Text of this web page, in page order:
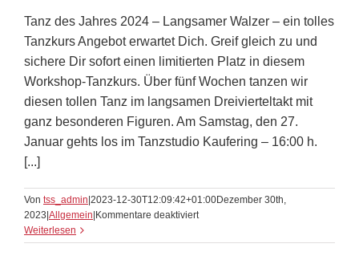
Tanz des Jahres 2024 – Langsamer Walzer – ein tolles
Tanzkurs Angebot erwartet Dich. Greif gleich zu und
sichere Dir sofort einen limitierten Platz in diesem
Workshop-Tanzkurs. Über fünf Wochen tanzen wir
diesen tollen Tanz im langsamen Dreivierteltakt mit
ganz besonderen Figuren. Am Samstag, den 27.
Januar gehts los im Tanzstudio Kaufering – 16:00 h.
[...]
Von tss_admin 2023-12-30T12:09:42+01:00Dezember 30th,
2023 Allgemein Kommentare deaktiviertfür
des
Weiterlesen